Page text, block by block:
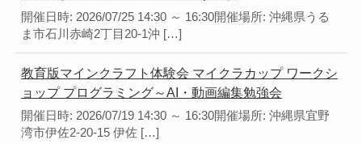
開催日時: 2026/07/25 14:30 ～ 16:30開催場所: 沖縄県うる
ま市石川赤崎2丁目20-1沖 […]
教育版マインクラフト体験会 マイクラカップ ワークシ
ョップ プログラミング～AI・動画編集勉強会
開催日時: 2026/07/19 14:30 ～ 16:30開催場所: 沖縄県宜野
湾市伊佐2-20-15 伊佐 […]